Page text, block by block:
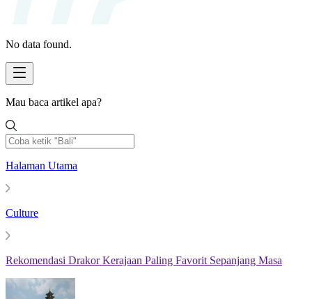
No data found.
Mau baca artikel apa?
Halaman Utama
Culture
Rekomendasi Drakor Kerajaan Paling Favorit Sepanjang Masa